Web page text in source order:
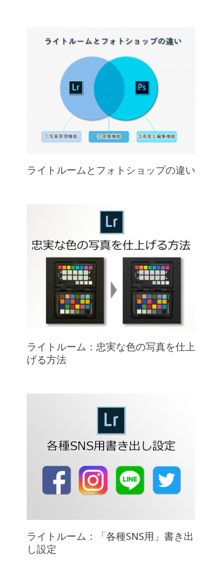
ライトルームとフォトショップの違い
ライトルーム：忠実な色の写真を仕上
げる方法
ライトルーム：「各種SNS用」書き出
し設定